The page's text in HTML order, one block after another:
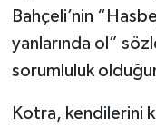
Bahçeli’nin
yanlarında ol”
sorumluluk
Kotra, kendilerini